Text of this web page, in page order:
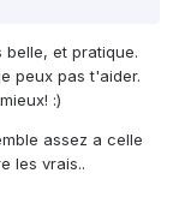
et pratique.
peux pas t'aider.
:)
assez a celle
les vrais..